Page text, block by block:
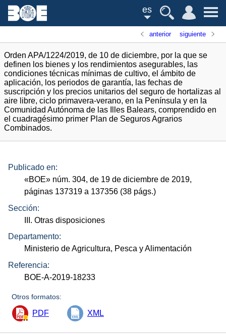
es
anterior siguiente
Orden APA/1224/2019, de 10 de diciembre, por la que se
definen los bienes y los rendimientos asegurables, las
condiciones técnicas mínimas de cultivo, el ámbito de
aplicación, los periodos de garantía, las fechas de
suscripción y los precios unitarios del seguro de hortalizas al
aire libre, ciclo primavera-verano, en la Península y en la
Comunidad Autónoma de las Illes Balears, comprendido en
el cuadragésimo primer Plan de Seguros Agrarios
Combinados.
Publicado en:
«BOE» núm. 304, de 19 de diciembre de 2019,
páginas 137319 a 137356 (38 págs.)
Sección:
III. Otras disposiciones
Departamento:
Ministerio de Agricultura, Pesca y Alimentación
Referencia:
BOE-A-2019-18233
Otros formatos:
PDF XML